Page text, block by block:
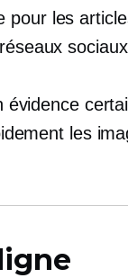
pour les
évidence
les